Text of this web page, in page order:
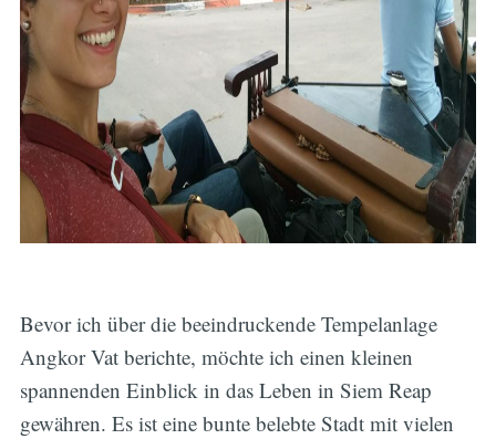
Bevor ich über die beeindruckende Tempelanlage
Angkor Vat berichte, möchte ich einen kleinen
spannenden Einblick in das Leben in Siem Reap
gewähren. Es ist eine bunte belebte Stadt mit vielen